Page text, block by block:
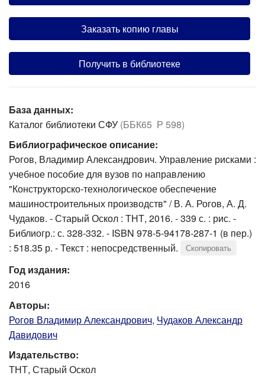
Заказать копию главы
Получить в библиотеке
База данных:
Каталог библиотеки СФУ (ББК65 Р 598)
Библиографическое описание:
Рогов, Владимир Александрович. Управление рисками :
учебное пособие для вузов по направлению
"Конструкторско-технологическое обеспечение
машиностроительных производств" / В. А. Рогов, А. Д.
Чудаков. - Старый Оскол : ТНТ, 2016. - 339 с. : рис. -
Библиогр.: с. 328-332. - ISBN 978-5-94178-287-1 (в пер.)
: 518.35 р. - Текст : непосредственный.
Скопировать
Год издания:
2016
Авторы:
Рогов Владимир Александрович, Чудаков Александр
Давидович
Издательство:
ТНТ, Старый Оскол